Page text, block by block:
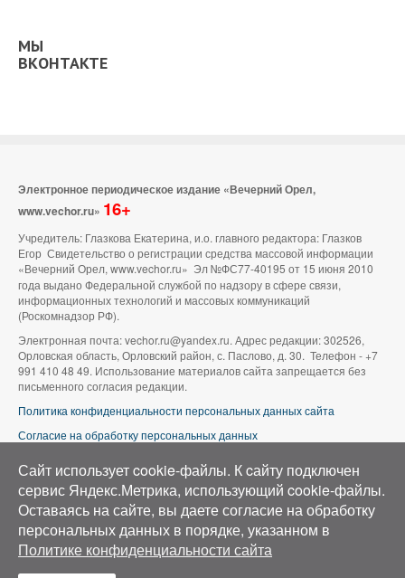
МЫ
ВКОНТАКТЕ
Электронное периодическое издание «Вечерний Орел,
www.vechor.ru» 16+
Учредитель: Глазкова Екатерина, и.о. главного редактора: Глазков
Егор Свидетельство о регистрации средства массовой информации
«Вечерний Орел, www.vechor.ru» Эл №ФС77-40195 от 15 июня 2010
года выдано Федеральной службой по надзору в сфере связи,
информационных технологий и массовых коммуникаций
(Роскомнадзор РФ).
Электронная почта: vechor.ru@yandex.ru. Адрес редакции: 302526,
Орловская область, Орловский район, с. Паслово, д. 30. Телефон - +7
991 410 48 49. Использование материалов сайта запрещается без
письменного согласия редакции.
Политика конфиденциальности персональных данных сайта
Согласие на обработку персональных данных
Аэросъемка в Орле»
Сайт использует cookie-файлы. К cайту подключен
сервис Яндекс.Метрика, использующий cookie-файлы.
Оставаясь на сайте, вы даете согласие на обработку
персональных данных в порядке, указанном в
Политике конфиденциальности сайта